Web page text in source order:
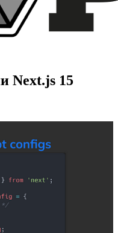
Next.js 15